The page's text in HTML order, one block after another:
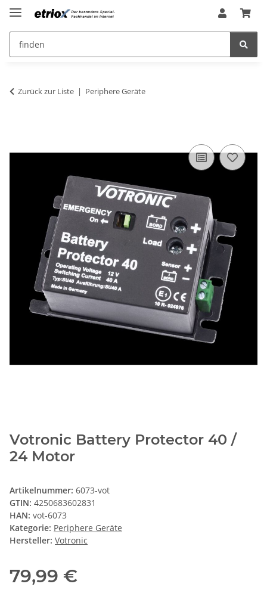
Zurück zur Liste Periphere Geräte
Votronic Battery Protector 40 /
24 Motor
Artikelnummer: 6073-vot
GTIN: 4250683602831
HAN: vot-6073
Kategorie: Periphere Geräte
Hersteller: Votronic
79,99 €